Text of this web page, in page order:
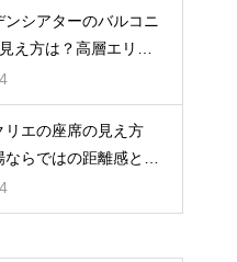
ンシアターのバルコニ
え方は？高層エリア
音響をチェック
リエの座席の見え方
らではの距離感と見